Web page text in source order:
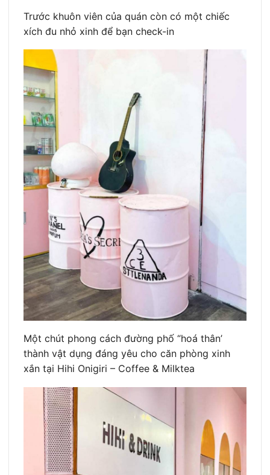
Trước khuôn viên của quán còn có một chiếc
xích đu nhỏ xinh để bạn check-in
Một chút phong cách đường phố “hoá thân’
thành vật dụng đáng yêu cho căn phòng xinh
xắn tại Hihi Onigiri – Coffee & Milktea